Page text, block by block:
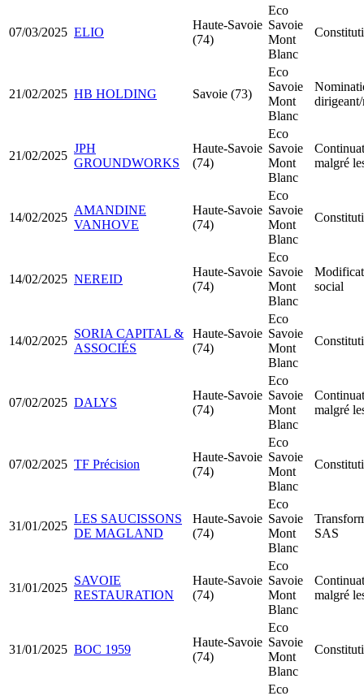
07/03/2025 ELIO
Haute-Savoie
(74)
Eco
Savoie
Mont
Blanc
21/02/2025 HB HOLDING Savoie (73)
Eco
Savoie
Mont
Blanc
21/02/2025
JPH
GROUNDWORKS
Haute-Savoie
(74)
Eco
Savoie
Mont
Blanc
malgré
14/02/2025
AMANDINE
VANHOVE
Haute-Savoie
(74)
Eco
Savoie
Mont
Blanc
14/02/2025 NEREID
Haute-Savoie
(74)
Eco
Savoie
Mont
Blanc
social
14/02/2025
SORIA CAPITAL &
ASSOCIÉS
Haute-Savoie
(74)
Eco
Savoie
Mont
Blanc
07/02/2025 DALYS
Haute-Savoie
(74)
Eco
Savoie
Mont
Blanc
malgré
07/02/2025 TF Précision
Haute-Savoie
(74)
Eco
Savoie
Mont
Blanc
31/01/2025
LES SAUCISSONS
DE MAGLAND
Haute-Savoie
(74)
Eco
Savoie
Mont
Blanc
SAS
31/01/2025
SAVOIE
RESTAURATION
Haute-Savoie
(74)
Eco
Savoie
Mont
Blanc
malgré
31/01/2025 BOC 1959
Haute-Savoie
(74)
Eco
Savoie
Mont
Blanc
Eco